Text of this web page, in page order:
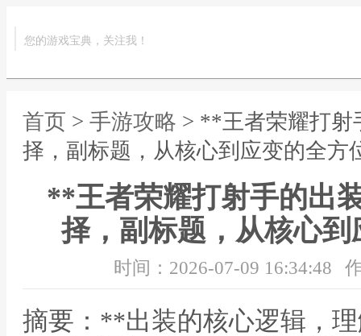
您的游戏宝典，关注我！
首页 > 手游攻略 > **王者荣耀打射
择，副标题，从核心到应变的全方
**王者荣耀打射手的出
择，副标题，从核心
时间：2026-07-09 16:34:48
摘要：**出装的核心逻辑，